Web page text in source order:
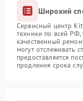
Широкий
Сервисный центр
техники по всей РФ,
качественный
могут отслеживать
предоставляется
продления срока